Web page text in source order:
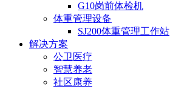
G10岗前体检机
体重管理设备
SJ200体重管理工作站
解决方案
公卫医疗
智慧养老
社区康养